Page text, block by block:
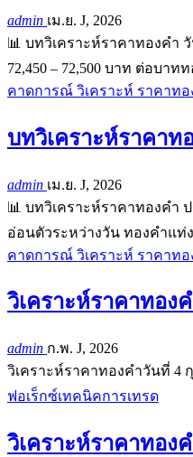
admin เม.ย. J, 2026
📊 บทวิเคราะห์ราคาทองคำ
72,450 – 72,500 บาท ต่อบาท
คาดการณ์ วิเคราะห์ ราคาทอ
บทวิเคราะห์ราคาท
admin เม.ย. J, 2026
📊 บทวิเคราะห์ราคาทองคำ
อ่อนตัวระหว่างวัน ทองคำแท่
คาดการณ์ วิเคราะห์ ราคาทอ
วิเคราะห์ราคาทอง
admin ก.พ. J, 2026
วิเคราะห์ราคาทองคำวันที่ 4
ฟอเร็กซ์เทคนิคการเทรด
วิเคราะห์ราคาทอง